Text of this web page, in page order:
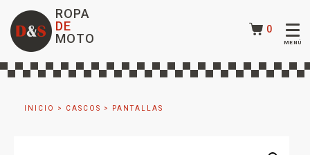
ROPA
DE
MOTO
0
INICIO > CASCOS > PANTALLAS